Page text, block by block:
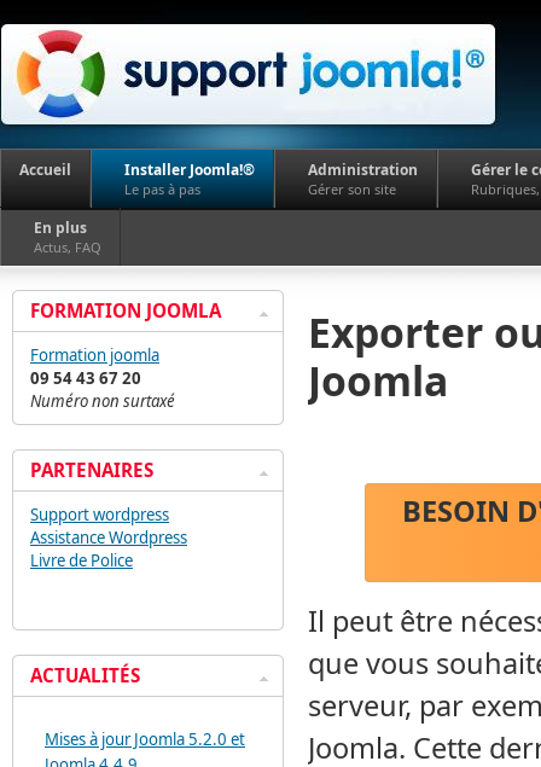
Accueil Installer Joomla!®
Le pas à pas
Administration
Gérer son site
Gérer le
En plus
Actus, FAQ
Exporter
Joomla
BESOIN
Il peut être
que vous
serveur, par
Joomla. Cette
FORMATION JOOMLA
Formation joomla
09 54 43 67 20
Numéro non surtaxé
PARTENAIRES
Support wordpress
Assistance Wordpress
Livre de Police
ACTUALITÉS
Mises à jour Joomla 5.2.0 et